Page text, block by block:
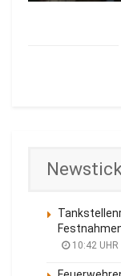
10:42 UHR